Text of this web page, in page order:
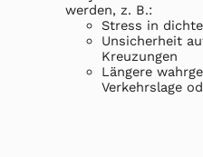
werden, z. B.:
Stress in
Unsicherheit
Kreuzungen
Längere
Verkehrslage